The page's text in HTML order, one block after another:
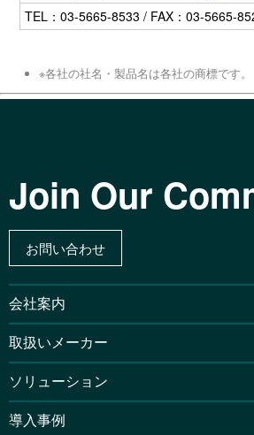
TEL：03-5665-8533 / FAX：03-5665-
※各社の社名・製品名は各社の商標です。
Join Our
お問い合わせ
会社案内
取扱いメーカー
ソリューション
導入事例